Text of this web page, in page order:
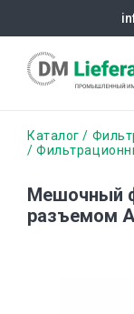
содержанию
Строка
Каталог
Мешочный
разъемом